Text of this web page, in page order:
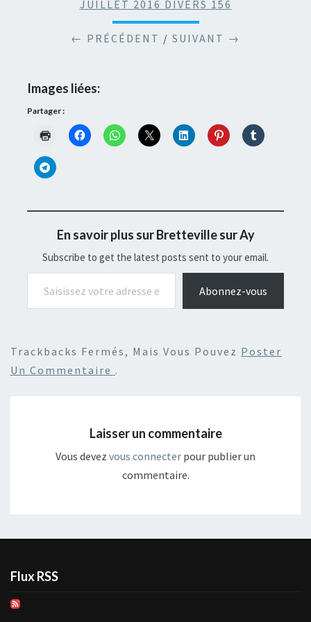
JUILLET 2016 DIVERS 156
← PRÉCÉDENT / SUIVANT →
Images liées:
Partager :
En savoir plus sur Bretteville sur Ay
Subscribe to get the latest posts sent to your email.
Saisissez votre adresse e-mail…
Abonnez-vous
Trackbacks Fermés, Mais Vous Pouvez Poster
Un Commentaire .
Laisser un commentaire
Vous devez vous connecter pour publier un
commentaire.
Flux RSS